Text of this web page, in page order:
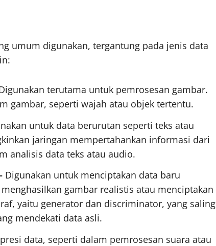
umum digunakan, tergantung pada jenis data
terutama untuk pemrosesan gambar.
gambar, seperti wajah atau objek tertentu.
untuk data berurutan seperti teks atau
jaringan mempertahankan informasi dari
analisis data teks atau audio.
Digunakan untuk menciptakan data baru
gambar realistis atau menciptakan
yaitu generator dan discriminator, yang saling
mendekati data asli.
data, seperti dalam pemrosesan suara atau